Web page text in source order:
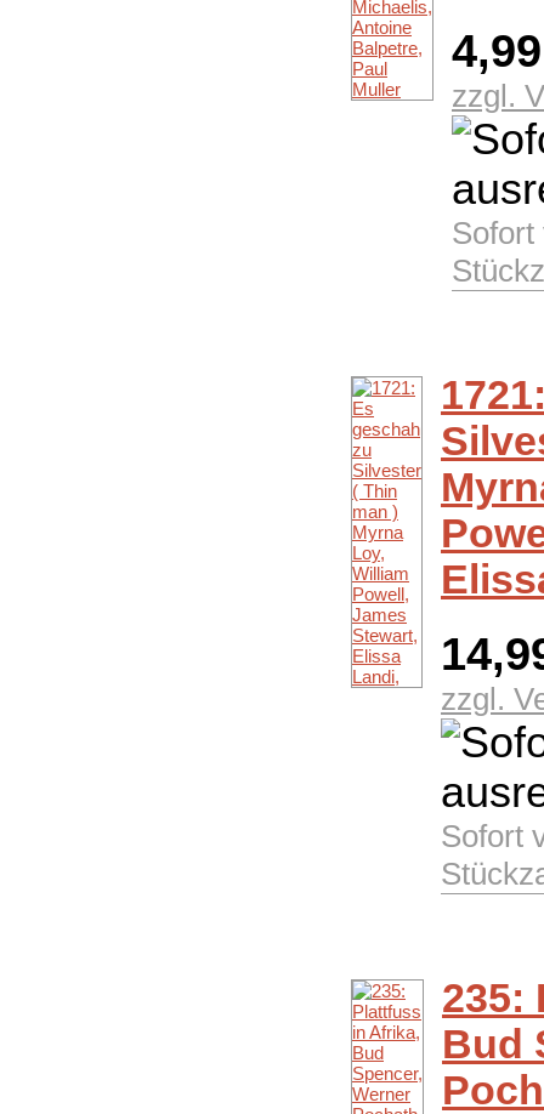
zzgl.
Sofort
zzgl.
Sofort
235:
Bud